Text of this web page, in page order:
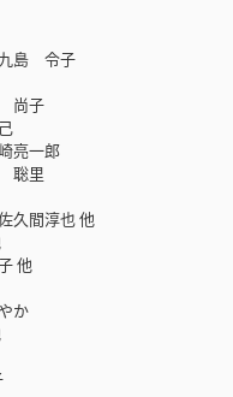
島 令子
尚子
亮一郎
聡里
久間淳也 他
他
か